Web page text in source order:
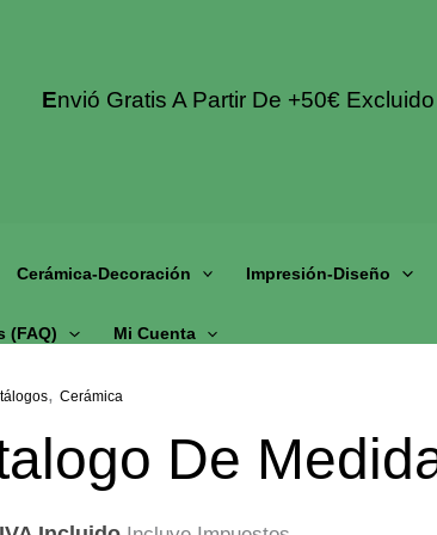
ENvió Gratis A Partir De +50€
Cerámica-Decoración Impresión-Diseño
(fAQ) Mi Cuenta
,Cerámica
De